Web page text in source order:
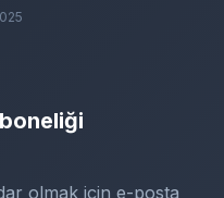
olmak için e-posta